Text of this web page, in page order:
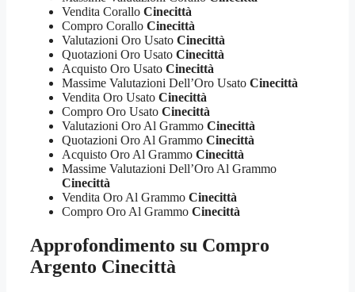
Vendita Corallo Cinecittà
Compro Corallo Cinecittà
Valutazioni Oro Usato Cinecittà
Quotazioni Oro Usato Cinecittà
Acquisto Oro Usato Cinecittà
Massime Valutazioni Dell’Oro Usato Cinecittà
Vendita Oro Usato Cinecittà
Compro Oro Usato Cinecittà
Valutazioni Oro Al Grammo Cinecittà
Quotazioni Oro Al Grammo Cinecittà
Acquisto Oro Al Grammo Cinecittà
Massime Valutazioni Dell’Oro Al Grammo
Cinecittà
Vendita Oro Al Grammo Cinecittà
Compro Oro Al Grammo Cinecittà
Approfondimento su Compro
Argento Cinecittà